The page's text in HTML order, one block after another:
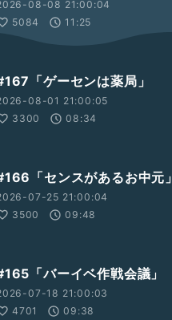
08-08 21:00:04
5084
11:25
「ゲーセンは薬局」
08-01 21:00:05
3300
08:34
「センスがあるお中元」
07-25 21:00:04
3500
09:48
「バーイベ作戦会議」
07-18 21:00:03
4701
09:38